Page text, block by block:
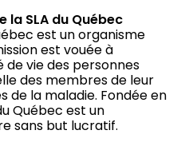
la SLA du Québec
est un organisme
est vouée à
vie des personnes
des membres de leur
de la maladie. Fondée en
Québec est un
sans but lucratif.